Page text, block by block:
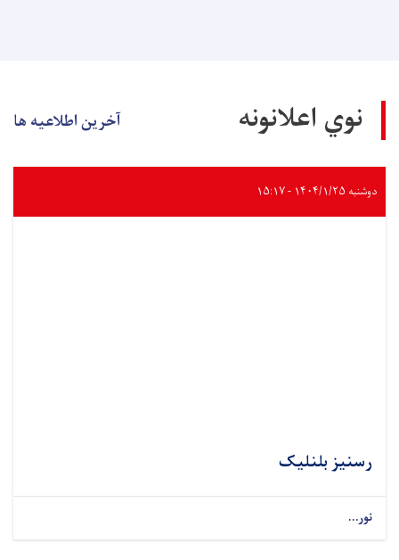
نوي اعلانونه آخرین اطلاعیه ها
دوشنبه ۱۴۰۴/۱/۲۵ - ۱۵:۱۷
رسنیز بلنلیک
نور...